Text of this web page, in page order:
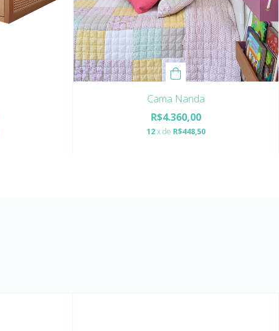
Cama Nanda
R$4.360,00
12 x de R$448,50